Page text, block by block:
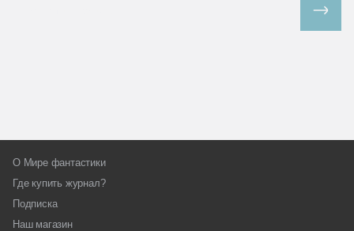
О Мире фантастики
Где купить журнал?
Подписка
Наш магазин